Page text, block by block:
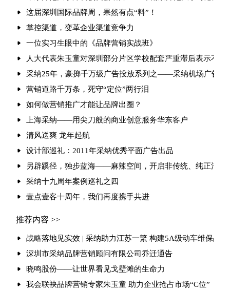
这届深圳国际品牌周，果然有点“料”！
掌控渠道，变革企业渠道竞争力
一位实习生眼中的《品牌营销实战班》
人大代表朱玉童对深圳部分片区学校配套严重滞后表示不满
采纳25年，豪掷千万级广告投放系列之——采纳机场广告篇
营销道路千万条，死守“定位”两行泪
如何做营销推广才能让品牌出圈？
上海采纳——用尖刀般的商业创意服务华东客户
清风送爽 龙年起航
设计部巡礼：2011年采纳优秀平面广告出品
另辟蹊径，独步蓝海——麻辣空间，开启非传统、纯正清油
采纳十九周年案例巡礼之四
壹点壹客十周年，我们再度携手共进
推荐内容 >>
战略落地见实效 | 采纳助力江苏一繁 构建5A级动车维保品
深圳市采纳品牌营销顾问有限公司乔迁通告
晓鸣股份——让世界看见戈壁滩的生命力
我会联袂品牌营销专家朱玉童 助力企业抢占市场“C位”